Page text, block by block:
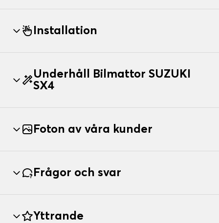
Installation
Underhåll Bilmattor SUZUKI
SX4
Foton av våra kunder
Frågor och svar
Yttrande